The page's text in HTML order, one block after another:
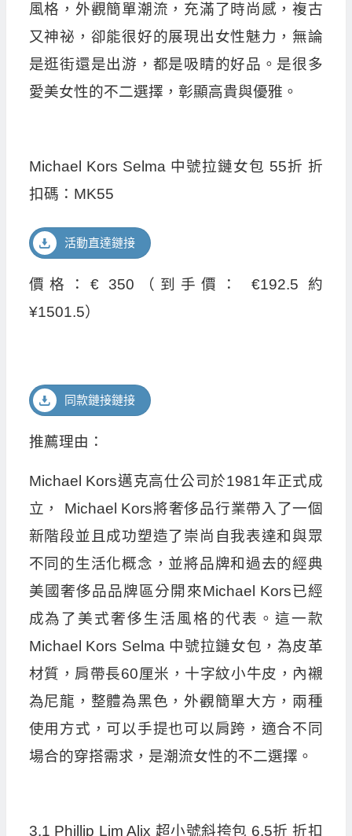
風格，外觀簡單潮流，充滿了時尚感，複古
又神祕，卻能很好的展現出女性魅力，無論
是逛街還是出游，都是吸睛的好品。是很多
愛美女性的不二選擇，彰顯高貴與優雅。
Michael Kors Selma 中號拉鏈女包 55折 折
扣碼：MK55
活動直達鏈接
價格：€ 350（到手價： €192.5 約
¥1501.5）
同款鏈接鏈接
推薦理由：
Michael Kors邁克高仕公司於1981年正式成
立， Michael Kors將奢侈品行業帶入了一個
新階段並且成功塑造了崇尚自我表達和與眾
不同的生活化概念，並將品牌和過去的經典
美國奢侈品品牌區分開來Michael Kors已經
成為了美式奢侈生活風格的代表。這一款
Michael Kors Selma 中號拉鏈女包，為皮革
材質，肩帶長60厘米，十字紋小牛皮，內襯
為尼龍，整體為黑色，外觀簡單大方，兩種
使用方式，可以手提也可以肩跨，適合不同
場合的穿搭需求，是潮流女性的不二選擇。
3.1 Phillip Lim Alix 超小號斜挎包 6.5折 折扣